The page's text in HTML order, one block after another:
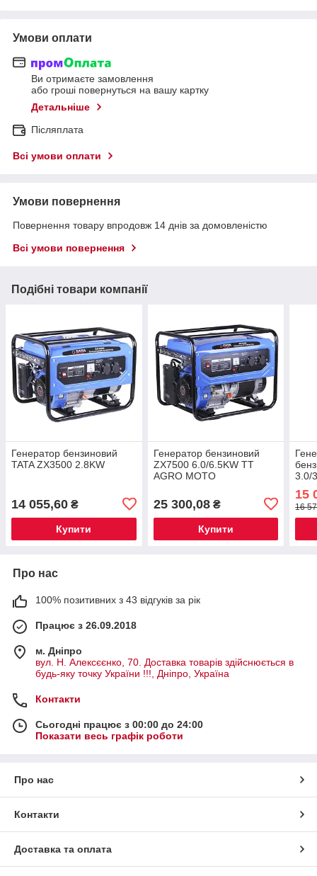
Умови оплати
Ви отримаєте замовлення
або гроші повернуться на вашу картку
Детальніше
Післяплата
Всі умови оплати
Умови повернення
Повернення товару впродовж 14 днів за домовленістю
Всі умови повернення
Подібні товари компанії
Генератор бензиновий
TATA ZX3500 2.8KW
14 055,60 ₴
Купити
Генератор бензиновий
ZX7500 6.0/6.5KW TT
AGRO MOTO
25 300,08₴
Купити
3.0/
15
16
Про нас
100% позитивних з 43 відгуків за рік
Працює з 26.09.2018
м. Дніпро
вул. Н. Алексєєнко, 70. Доставка товарів здійснюється в
будь-яку точку України !!!, Дніпро, Україна
Контакти
Сьогодні працює з 00:00 до 24:00
Показати весь графік роботи
Про нас
Контакти
Доставка та оплата